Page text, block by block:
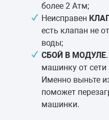
более 2 Атм;
Неисправен
есть клапан не
воды;
СБОЙ В МОДУЛЕ
машинку от сети
Именно выньте
поможет
машинки.